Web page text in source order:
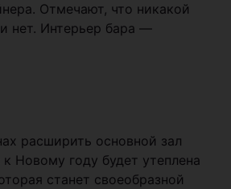
Отмечают, что никакой
нет. Интерьер бара —
расширить основной зал
Новому году будет утеплена
станет своеобразной